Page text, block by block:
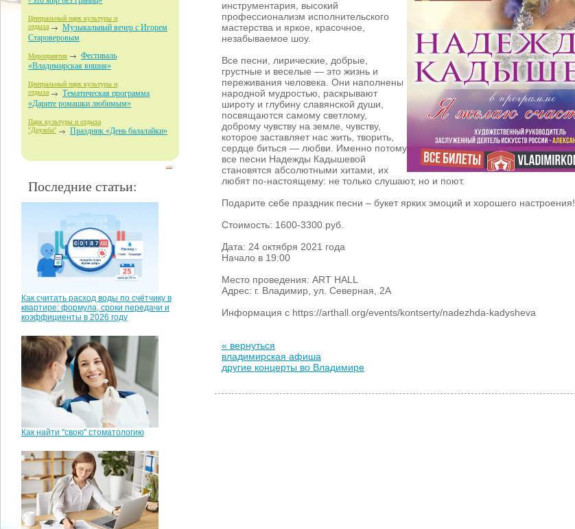
Центральный парк культуры и
отдыха
Музыкальный вечер с Игорем
Староверовым
Мероприятия
Фестиваль
«Владимирская вишня»
Центральный парк культуры и
отдыха
Тематическая программа
«Дарите ромашки любимым»
Парк культуры и отдыха
"Дружба" Праздник «День балалайки»
Последние статьи:
Как считать расход воды по счётчику в
квартире: формула, сроки передачи и
коэффициенты в 2026 году
Как найти "свою" стоматологию
инструментария, высокий
профессионализм исполнительского
мастерства и яркое, красочное,
незабываемое шоу.
Все песни, лирические, добрые,
грустные и веселые — это жизнь и
переживания человека. Они наполнены
народной мудростью, раскрывают
широту и глубину славянской души,
посвящаются самому светлому,
доброму чувству на земле, чувству,
которое заставляет нас жить, творить,
сердце биться — любви. Именно потому
все песни Надежды Кадышевой
становятся абсолютными хитами, их
любят по-настоящему: не только слушают, но и поют.
Подарите себе праздник песни – букет ярких эмоций и хорошего настроения!
Стоимость: 1600-3300 руб.
Дата: 24 октября 2021 года
Начало в 19:00
Место проведения: ART HALL
Адрес: г. Владимир, ул. Северная, 2А
Информация с https://arthall.org/events/kontserty/nadezhda-kadysheva
« вернуться
владимирская афиша
другие концерты во Владимире